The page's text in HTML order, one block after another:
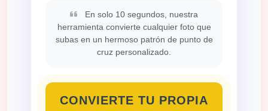
En solo 10 segundos, nuestra
herramienta convierte cualquier foto que
subas en un hermoso patrón de punto de
cruz personalizado.
CONVIERTE TU PROPIA